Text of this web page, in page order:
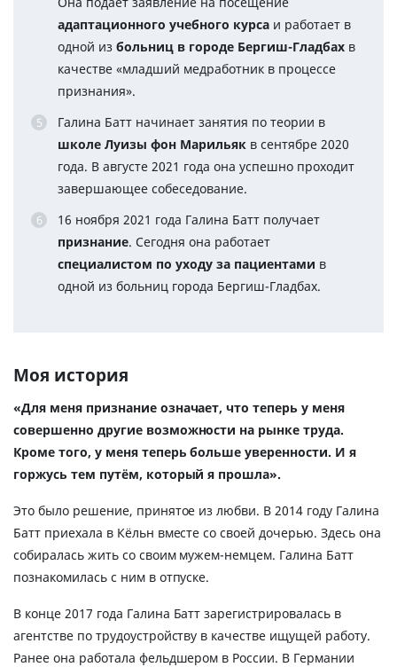
адаптационного учебного курса и работает в
одной из больниц в городе Бергиш-Гладбах в
качестве «младший медработник в процессе
признания».
Галина Батт начинает занятия по теории в
школе Луизы фон Марильяк в сентябре 2020
года. В августе 2021 года она успешно проходит
завершающее собеседование.
16 ноября 2021 года Галина Батт получает
признание. Сегодня она работает
специалистом по уходу за пациентами в
одной из больниц города Бергиш-Гладбах.
Моя история
«Для меня признание означает, что теперь у меня
совершенно другие возможности на рынке труда.
Кроме того, у меня теперь больше уверенности. И я
горжусь тем путём, который я прошла».
Это было решение, принятое из любви. В 2014 году Галина
Батт приехала в Кёльн вместе со своей дочерью. Здесь она
собиралась жить со своим мужем-немцем. Галина Батт
познакомилась с ним в отпуске.
В конце 2017 года Галина Батт зарегистрировалась в
агентстве по трудоустройству в качестве ищущей работу.
Ранее она работала фельдшером в России. В Германии